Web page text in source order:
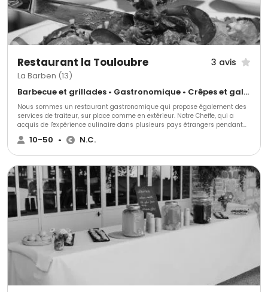
Restaurant la Touloubre 3 avis
La Barben (13)
Barbecue et grillades • Gastronomique • Crêpes et galettes
Nous sommes un restaurant gastronomique qui propose également des
services de traiteur, sur place comme en extérieur. Notre Cheffe, qui a
acquis de l'expérience culinaire dans plusieurs pays étrangers pendant
plusieurs années, apporte une touche internationale à notre cuisine.
10-50 • N.C.